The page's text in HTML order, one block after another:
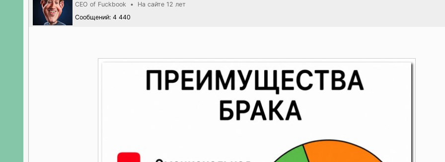
CEO of Fuckbook • На сайте 12 лет
Сообщений: 4 440